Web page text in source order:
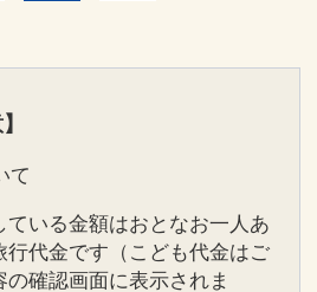
て
ている金額はおとなお一人あ
行代金です（こども代金はご
の確認画面に表示されま